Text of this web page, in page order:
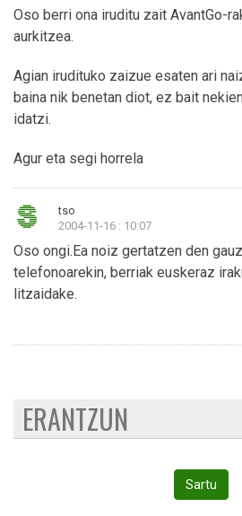
Oso berri ona iruditu zait AvantGo-
aurkitzea.
Agian irudituko zaizue esaten ari
baina nik benetan diot, ez bait
idatzi.
Agur eta segi horrela
tso
2004-11-16 : 10:07
Oso ongi.Ea noiz gertatzen den
telefonoarekin, berriak euskeraz
litzaidake.
ERANTZUN
Sartu